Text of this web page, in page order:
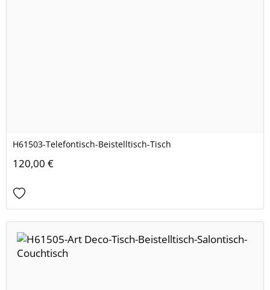
H61503-Telefontisch-Beistelltisch-Tisch
120,00 €